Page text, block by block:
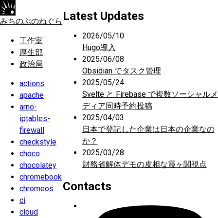
みちのぶのねぐら
工作室
厚生部
政治局
actions
apache
arno-
iptables-
firewall
checkstyle
choco
chocolatey
chromebook
chromeos
ci
cloud
Latest Updates
2026/05/10
Hugo導入
2025/06/08
Obsidian でタスク管理
2025/05/24
Svelte と Firebase で複数ソーシャルメ
ディア同時予約投稿
2025/04/03
日本で登記した企業は日本の企業なの
か？
2025/03/28
財務省解体デモの皮相な霞ヶ関視点
Contacts